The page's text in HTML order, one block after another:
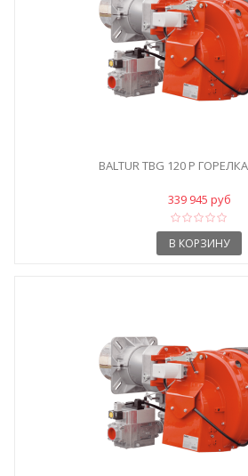
BALTUR TBG 120 P
339 945 руб
В КОРЗИНУ